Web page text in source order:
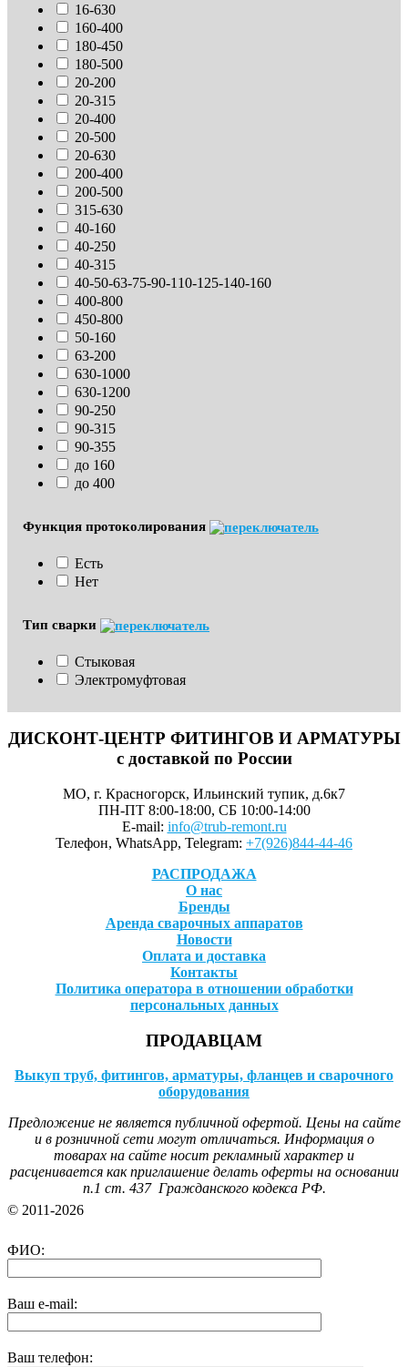
16-630
160-400
180-450
180-500
20-200
20-315
20-400
20-500
20-630
200-400
200-500
315-630
40-160
40-250
40-315
40-50-63-75-90-110-125-140-160
400-800
450-800
50-160
63-200
630-1000
630-1200
90-250
90-315
90-355
до 160
до 400
Функция протоколирования
Есть
Нет
Тип сварки
Стыковая
Электромуфтовая
ДИСКОНТ-ЦЕНТР ФИТИНГОВ И АРМАТУРЫ
с доставкой по России
МО, г. Красногорск, Ильинский тупик, д.6к7
ПН-ПТ 8:00-18:00, СБ 10:00-14:00
E-mail: info@trub-remont.ru
Телефон, WhatsApp, Telegram: +7(926)844-44-46
РАСПРОДАЖА
О нас
Бренды
Аренда сварочных аппаратов
Новости
Оплата и доставка
Контакты
Политика оператора в отношении обработки
персональных данных
ПРОДАВЦАМ
Выкуп труб, фитингов, арматуры, фланцев и сварочного
оборудования
Предложение не является публичной офертой. Цены на сайте
и в розничной сети могут отличаться. Информация о
товарах на сайте носит рекламный характер и
расценивается как приглашение делать оферты на основании
п.1 ст. 437 Гражданского кодекса РФ.
© 2011-2026
ФИО:
Ваш e-mail:
Ваш телефон: